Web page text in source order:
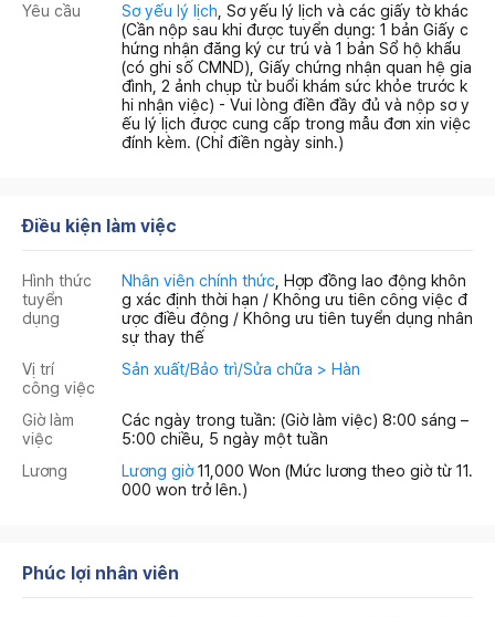
Yêu cầu Sơ yếu lý lịch , Sơ yếu lý lịch và các giấy tờ khác
(Cần nộp sau khi được tuyển dụng: 1 bản Giấy c
hứng nhận đăng ký cư trú và 1 bản Sổ hộ khẩu
(có ghi số CMND), Giấy chứng nhận quan hệ gia
đình, 2 ảnh chụp từ buổi khám sức khỏe trước k
hi nhận việc) - Vui lòng điền đầy đủ và nộp sơ y
ếu lý lịch được cung cấp trong mẫu đơn xin việc
đính kèm. (Chỉ điền ngày sinh.)
Điều kiện làm việc
Hình thức
tuyển
dụng
Nhân viên chính thức , Hợp đồng lao động khôn
g xác định thời hạn / Không ưu tiên công việc đ
ược điều động / Không ưu tiên tuyển dụng nhân
sự thay thế
Vị trí
công việc
Sản xuất/Bảo trì/Sửa chữa > Hàn
Giờ làm
việc
Các ngày trong tuần: (Giờ làm việc) 8:00 sáng –
5:00 chiều, 5 ngày một tuần
Lương
Lương giờ 11,000 Won (Mức lương theo giờ từ 11.
000 won trở lên.)
Phúc lợi nhân viên